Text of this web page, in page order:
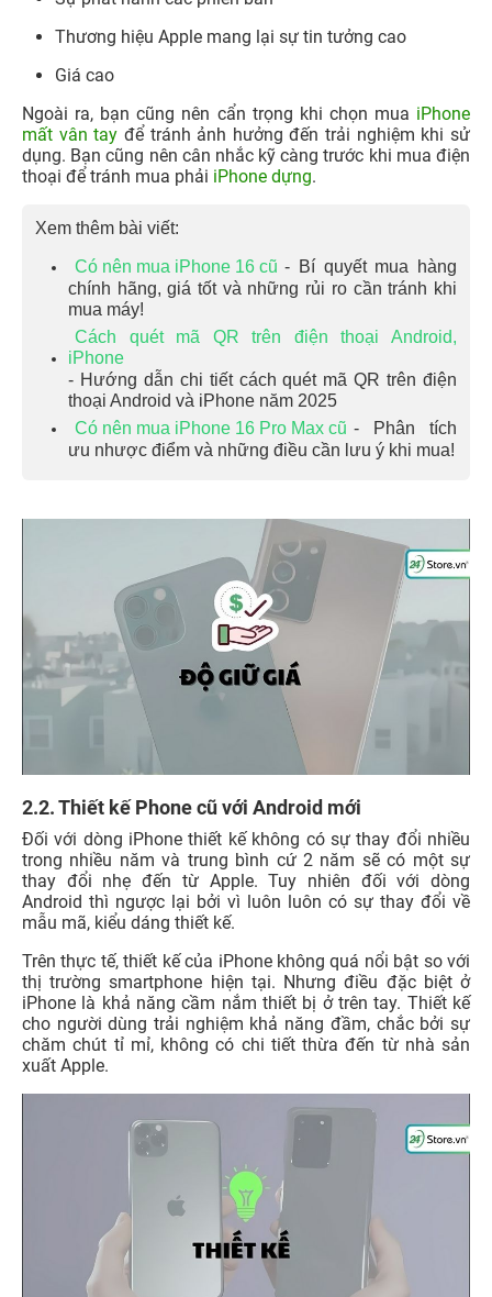
Thương hiệu Apple mang lại sự tin tưởng cao
Giá cao
Ngoài ra, bạn cũng nên cẩn trọng khi chọn mua iPhone
mất vân tay để tránh ảnh hưởng đến trải nghiệm khi sử
dụng. Bạn cũng nên cân nhắc kỹ càng trước khi mua điện
thoại để tránh mua phải iPhone dựng.
Xem thêm bài viết:
Có nên mua iPhone 16 cũ - Bí quyết mua hàng
chính hãng, giá tốt và những rủi ro cần tránh khi
mua máy!
Cách quét mã QR trên điện thoại Android,
iPhone
- Hướng dẫn chi tiết cách quét mã QR trên điện
thoại Android và iPhone năm 2025
Có nên mua iPhone 16 Pro Max cũ - Phân tích
ưu nhược điểm và những điều cần lưu ý khi mua!
2.2. Thiết kế Phone cũ với Android mới
Đối với dòng iPhone thiết kế không có sự thay đổi nhiều
trong nhiều năm và trung bình cứ 2 năm sẽ có một sự
thay đổi nhẹ đến từ Apple. Tuy nhiên đối với dòng
Android thì ngược lại bởi vì luôn luôn có sự thay đổi về
mẫu mã, kiểu dáng thiết kế.
Trên thực tế, thiết kế của iPhone không quá nổi bật so với
thị trường smartphone hiện tại. Nhưng điều đặc biệt ở
iPhone là khả năng cầm nắm thiết bị ở trên tay. Thiết kế
cho người dùng trải nghiệm khả năng đầm, chắc bởi sự
chăm chút tỉ mỉ, không có chi tiết thừa đến từ nhà sản
xuất Apple.